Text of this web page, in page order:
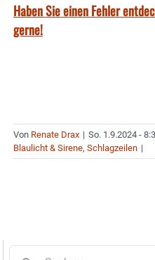
Haben Sie einen Fehler
gerne!
Von Renate Drax | So. 1.9.2024 -
Blaulicht & Sirene, Schlagzeilen |